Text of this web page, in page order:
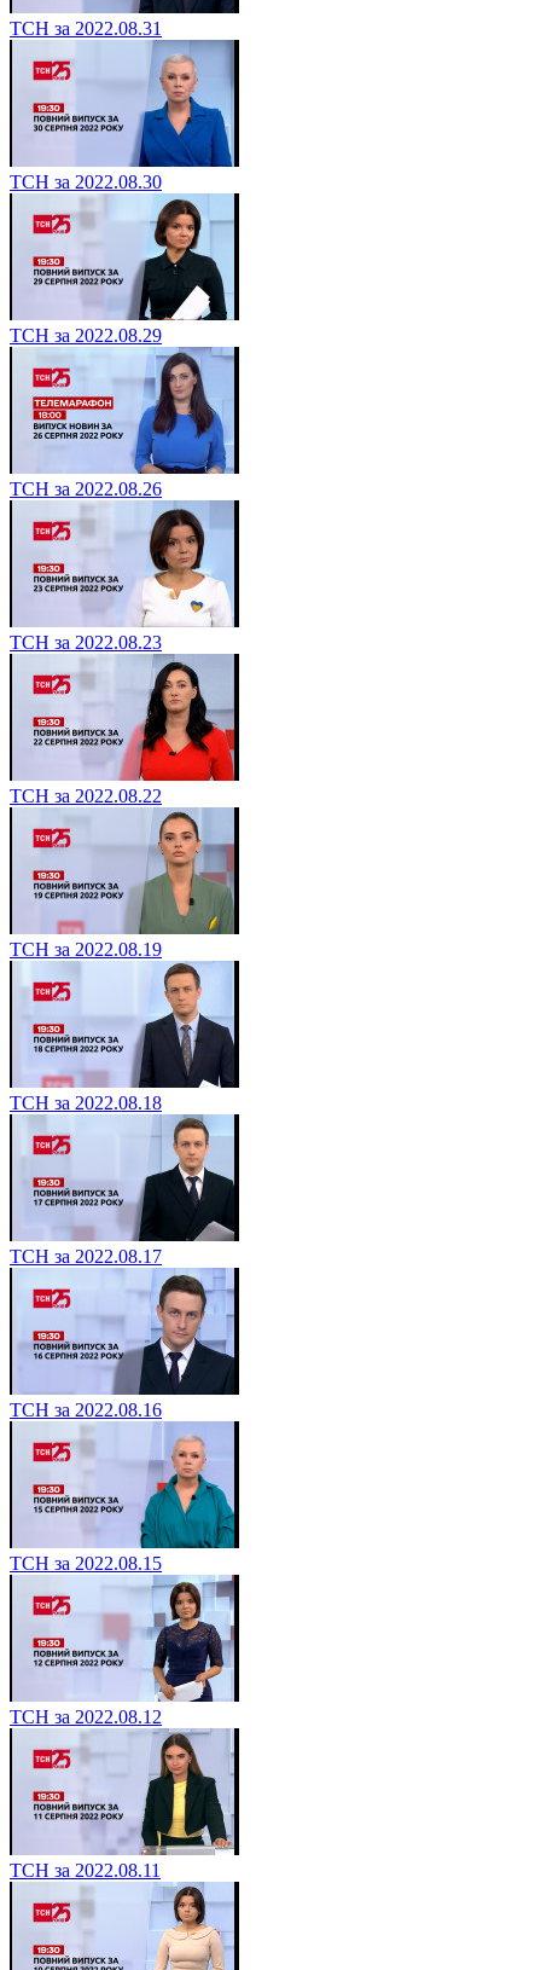
ТСН за 2022.08.31
ТСН за 2022.08.30
ТСН за 2022.08.29
ТСН за 2022.08.26
ТСН за 2022.08.23
ТСН за 2022.08.22
ТСН за 2022.08.19
ТСН за 2022.08.18
ТСН за 2022.08.17
ТСН за 2022.08.16
ТСН за 2022.08.15
ТСН за 2022.08.12
ТСН за 2022.08.11